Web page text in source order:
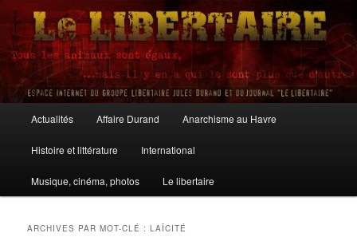
Aller
contenu
principal
Aller
contenu
secondaire
Le Libertaire
principal
Actualités Affaire Durand Anarchisme au Havre
Histoire et littérature International
Musique, cinéma, photos Le libertaire
ARCHIVES PAR MOT-CLÉ :LAÏCITÉ